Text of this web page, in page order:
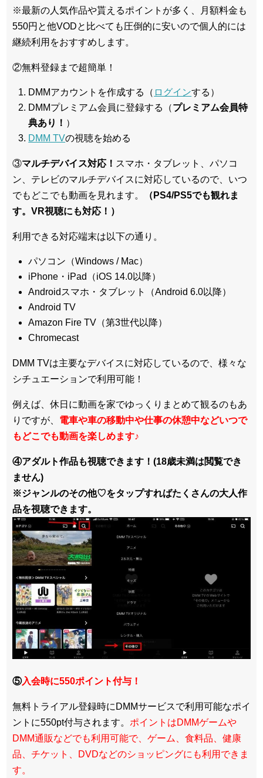
※最新の人気作品や貰えるポイントが多く、月額料金も
550円と他VODと比べても圧倒的に安いので個人的には
継続利用をおすすめします。
②無料登録まで超簡単！
DMMアカウントを作成する（ ログインする）
DMMプレミアム会員に登録する（プレミアム会員特
典あり！ ）
DMM TVの視聴を始める
③マルチデバイス対応！ スマホ・タブレット、パソコ
ン、テレビのマルチデバイスに対応しているので、いつ
でもどこでも動画を見れます。
（PS4/PS5でも観れま
す。VR視聴にも対応！）
利用できる対応端末は以下の通り。
パソコン（Windows / Mac）
iPhone・iPad（iOS 14.0以降）
Androidスマホ・タブレット（Android 6.0以降）
Android TV
Amazon Fire TV（第3世代以降）
Chromecast
DMM TVは主要なデバイスに対応しているので、 様々な
シチュエーションで利用可能！
例えば、休日に動画を家でゆっくりまとめて観るのもあ
りですが、 電車や車の移動中や仕事の休憩中などいつで
もどこでも動画を楽しめます♪
④アダルト作品も視聴できます！(18歳未満は閲覧でき
ません)
※ジャンルのその他♡をタップすればたくさんの大人作
品を視聴できます。
⑤入会時に550ポイント付与！
無料トライアル登録時にDMMサービスで利用可能なポイ
ントに550pt付与されます。 ポイントはDMMゲームや
DMM通販などでも利用可能で、ゲーム、食料品、健康
品、チケット、DVDなどのショッピングにも利用できま
す。